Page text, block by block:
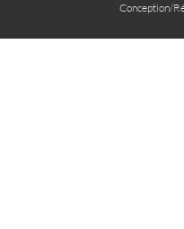
Conception/